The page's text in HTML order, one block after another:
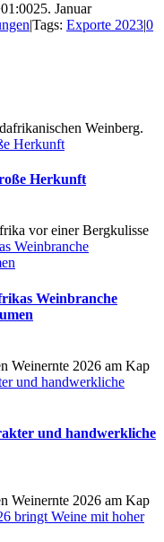
25. Januar
|Tags: Exporte 2023|0
Herkunft
Herkunft
Weinbranche
Weinbranche
und handwerkliche
und handwerkliche
bringt Weine mit hoher